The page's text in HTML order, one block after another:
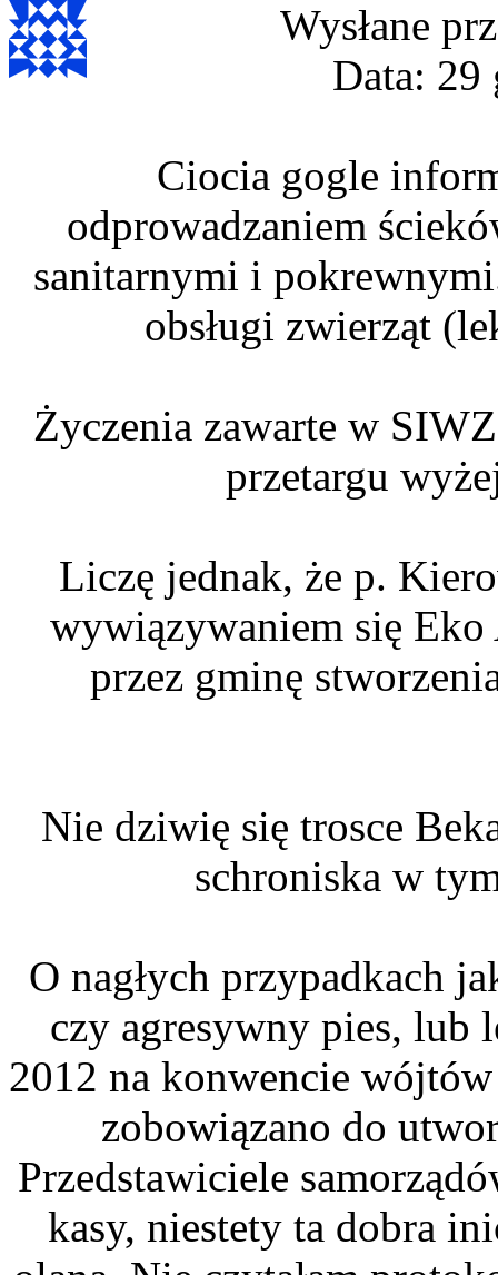
Wysłane
Data: 29
Ciocia gogle
odprowadzaniem
sanitarnymi i
obsługi zwierząt
Życzenia zawarte w
przetargu
Liczę jednak, że p.
wywiązywaniem się
przez gminę
Nie dziwię się trosce
schroniska w
O nagłych przypadkach
czy agresywny pies, lub
2012 na konwencie
zobowiązano do
Przedstawiciele
kasy, niestety ta dobra